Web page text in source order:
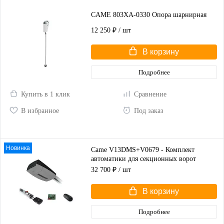
CAME 803XA-0330 Опора шарнирная
12 250 ₽ / шт
В корзину
Подробнее
Купить в 1 клик Сравнение
В избранное Под заказ
Новинка
Came V13DMS+V0679 - Комплект
автоматики для секционных ворот
высотой до 2,25 м
32 700 ₽ / шт
В корзину
Подробнее